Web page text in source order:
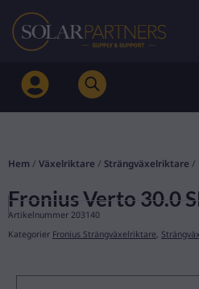
Hoppa
innehåll
Hem / Växelriktare / Strängväxelriktare /
Fronius Verto 30.0
Artikelnummer 203140
Kategorier Fronius Strängväxelriktare,